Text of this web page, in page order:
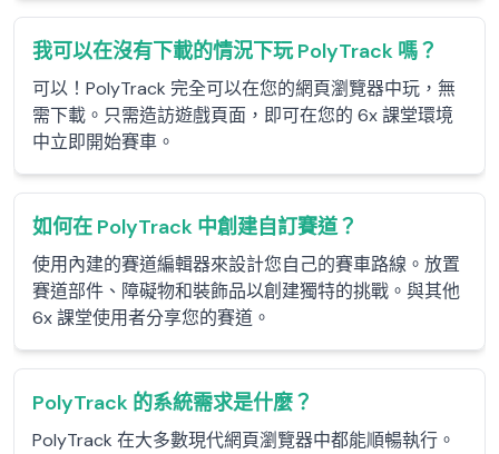
我可以在沒有下載的情況下玩 PolyTrack 嗎？
可以！PolyTrack 完全可以在您的網頁瀏覽器中玩，無
需下載。只需造訪遊戲頁面，即可在您的 6x 課堂環境
中立即開始賽車。
如何在 PolyTrack 中創建自訂賽道？
使用內建的賽道編輯器來設計您自己的賽車路線。放置
賽道部件、障礙物和裝飾品以創建獨特的挑戰。與其他
6x 課堂使用者分享您的賽道。
PolyTrack 的系統需求是什麼？
PolyTrack 在大多數現代網頁瀏覽器中都能順暢執行。